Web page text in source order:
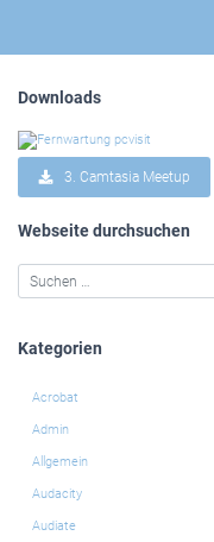
Downloads
3. Camtasia Meetup
Webseite durchsuchen
Kategorien
Acrobat
Admin
Allgemein
Audacity
Audiate